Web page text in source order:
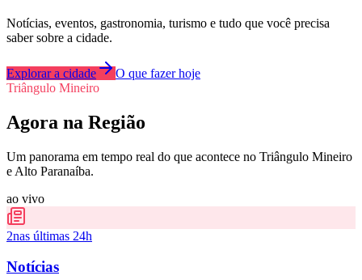
Notícias, eventos, gastronomia, turismo e tudo que você precisa
saber sobre a cidade.
Explorar a cidade
O que fazer hoje
Triângulo Mineiro
Agora na Região
Um panorama em tempo real do que acontece no Triângulo Mineiro
e Alto Paranaíba.
ao vivo
2nas últimas 24h
Notícias